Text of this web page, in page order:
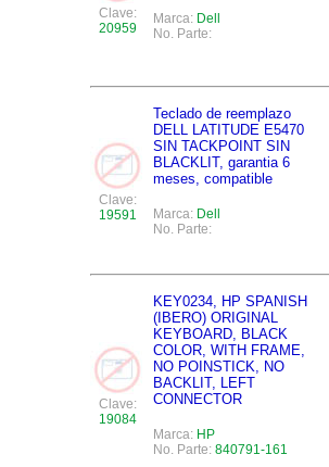
Clave:
20959
Marca: Dell
No. Parte:
Clave:
19591
Teclado de reemplazo
DELL LATITUDE E5470
SIN TACKPOINT SIN
BLACKLIT, garantia 6
meses, compatible
Marca: Dell
No. Parte:
Clave:
19084
KEY0234, HP SPANISH
(IBERO) ORIGINAL
KEYBOARD, BLACK
COLOR, WITH FRAME,
NO POINSTICK, NO
BACKLIT, LEFT
CONNECTOR
Marca: HP
No. Parte: 840791-161